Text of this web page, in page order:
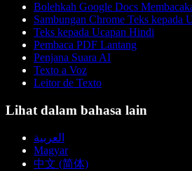
Bolehkah Google Docs
Sambungan Chrome Teks kepada
Teks kepada Ucapan Hindi
Pembaca PDF Lantang
Penjana Suara AI
Texto a Voz
Leitor de Texto
Lihat dalam bahasa lain
العربية
Magyar
中文 (简体)